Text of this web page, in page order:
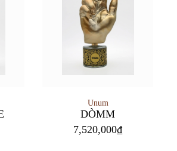
Unum
DÒMM
7,520,000₫